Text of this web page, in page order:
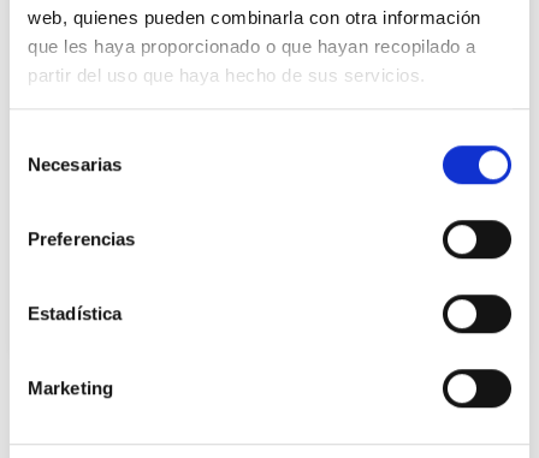
web, quienes pueden combinarla con otra información
que les haya proporcionado o que hayan recopilado a
partir del uso que haya hecho de sus servicios.
Necesarias
Preferencias
Estadística
Marketing
Biollagen TM
enriquecer nuestro portfolio con ingredientes
os presentamos Biollagen de Jland, un
ingrediente vegano que imita las funciones
Adecuado para formular cosmética vegana
demostrando ser aproximadamente 200 veces
Ingredientes relacionados